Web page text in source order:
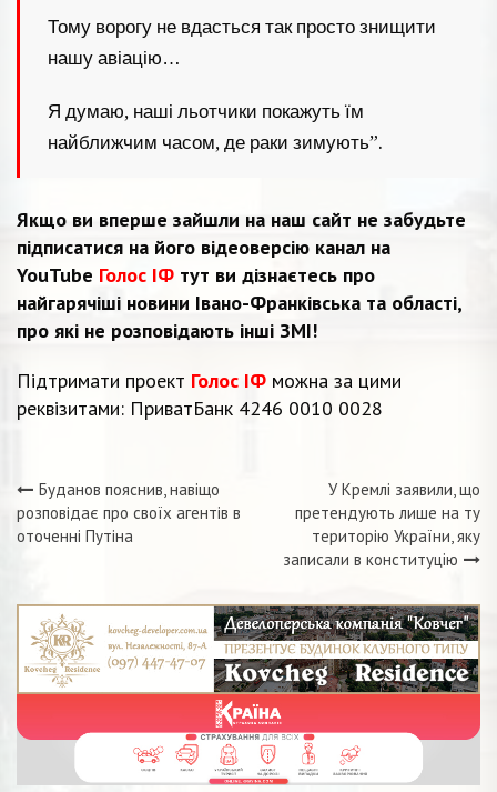
Тому ворогу не вдасться так просто знищити
нашу авіацію…
Я думаю, наші льотчики покажуть їм
найближчим часом, де раки зимують”.
Якщо ви вперше зайшли на наш сайт не забудьте
підписатися на його відеоверсію канал на
YouTube Голос ІФ тут ви дізнаєтесь про
найгарячіші новини Івано-Франківська та області,
про які не розповідають інші ЗМІ!
Підтримати проект Голос ІФ можна за цими
реквізитами: ПриватБанк 4246 0010 0028
Навігація
Буданов пояснив, навіщо
розповідає про своїх агентів в
оточенні Путіна
У Кремлі заявили, що
претендують лише на ту
територію України, яку
записали в конституцію